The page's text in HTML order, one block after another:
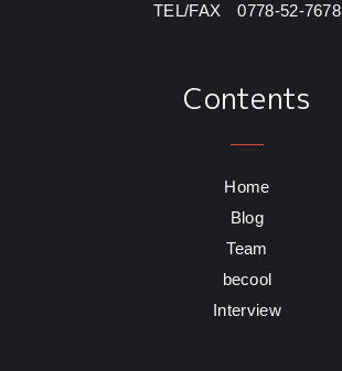
TEL/FAX 0778-52-7678
Contents
Home
Blog
Team
becool
Interview